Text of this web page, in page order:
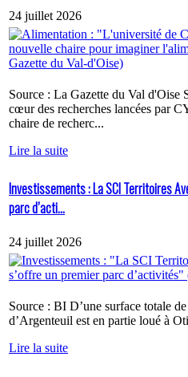
24 juillet 2026
Source : La Gazette du Val d'Oise
cœur des recherches lancées par
chaire de recherc...
Lire la suite
Investissements : La SCI Territoires
parc d’acti...
24 juillet 2026
Source : BI D’une surface totale
d’Argenteuil est en partie loué à
Lire la suite